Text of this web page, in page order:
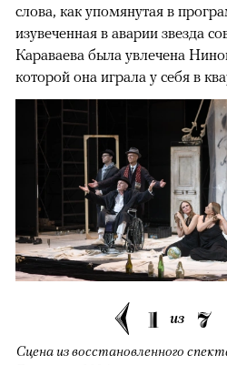
слова, как упомянутая в
изувеченная в аварии звезда
Караваева была увлечена
которой она играла у себя в
1 из 7
Сцена из восстановленного